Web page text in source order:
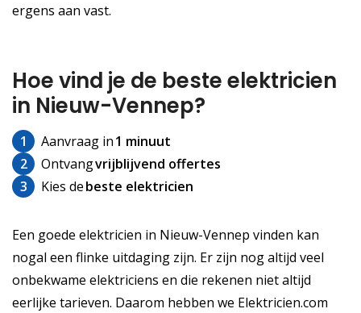
ergens aan vast.
Hoe vind je de beste elektricien
in Nieuw-Vennep?
1 Aanvraag in1 minuut
2
Ontvangvrijblijvend offertes
3
Kies debeste elektricien
Een goede elektricien in Nieuw-Vennep vinden kan
nogal een flinke uitdaging zijn. Er zijn nog altijd veel
onbekwame elektriciens en die rekenen niet altijd
eerlijke tarieven. Daarom hebben we Elektricien.com